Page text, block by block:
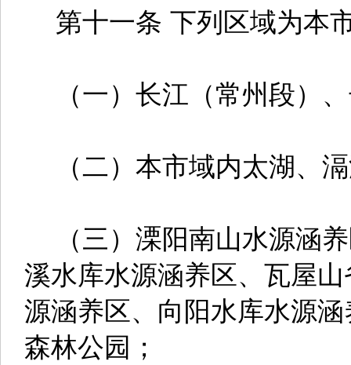
第十一条 下列区域为本
（一）长江（常州段）
（二）本市域内太湖、
（三）溧阳南山水源涵
溪水库水源涵养区、瓦屋
源涵养区、向阳水库水源
森林公园；